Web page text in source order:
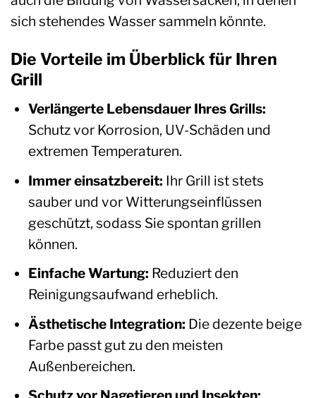
sich stehendes Wasser sammeln könnte.
Die Vorteile im Überblick für Ihren
Grill
Verlängerte Lebensdauer Ihres Grills:
Schutz vor Korrosion, UV-Schäden und
extremen Temperaturen.
Immer einsatzbereit: Ihr Grill ist stets
sauber und vor Witterungseinflüssen
geschützt, sodass Sie spontan grillen
können.
Einfache Wartung: Reduziert den
Reinigungsaufwand erheblich.
Ästhetische Integration: Die dezente beige
Farbe passt gut zu den meisten
Außenbereichen.